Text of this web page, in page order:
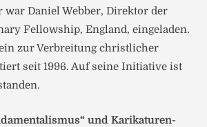
war Daniel Webber, Direktor der
Fellowship, England, eingeladen.
zur Verbreitung christlicher
seit 1996. Auf seine Initiative ist
und Karikaturen-